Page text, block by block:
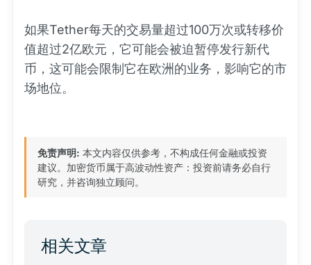
如果Tether每天的交易量超过100万次或转移价
值超过2亿欧元，它可能会被迫暂停发行新代
币，这可能会限制它在欧洲的业务，影响它的市
场地位。
免责声明: 本文内容仅供参考，不构成任何金融或投资
建议。加密货币属于高波动性资产：投资前请务必自行
研究，并咨询独立顾问。
相关文章